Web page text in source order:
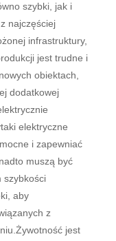
szybki, jak i
najczęściej
infrastruktury,
jest trudne i
obiektach,
dodatkowej
elektryczne
i zapewniać
muszą być
szybkości
aby
z
jest